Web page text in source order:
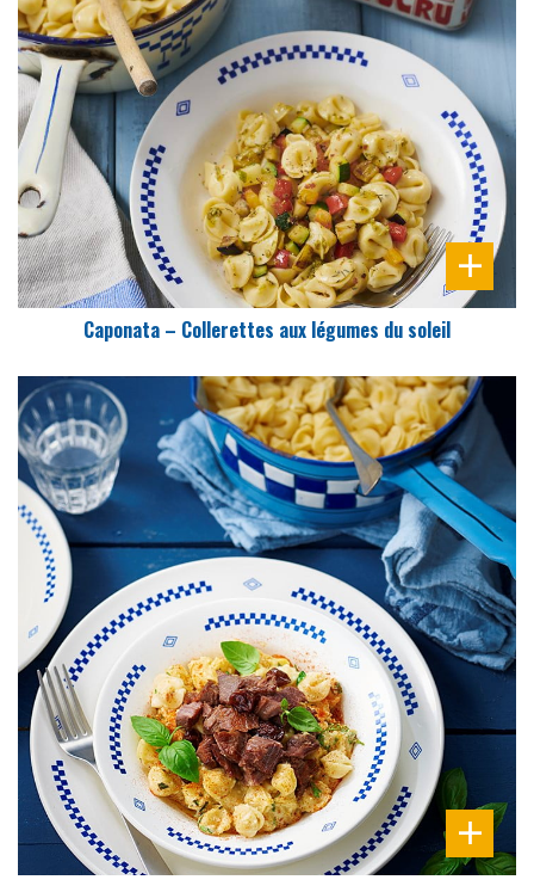
PRÉPARATION
25 Min
Caponata – Collerettes aux légumes du soleil
DIFFICULTÉ
PRÉPARATION
10 Min